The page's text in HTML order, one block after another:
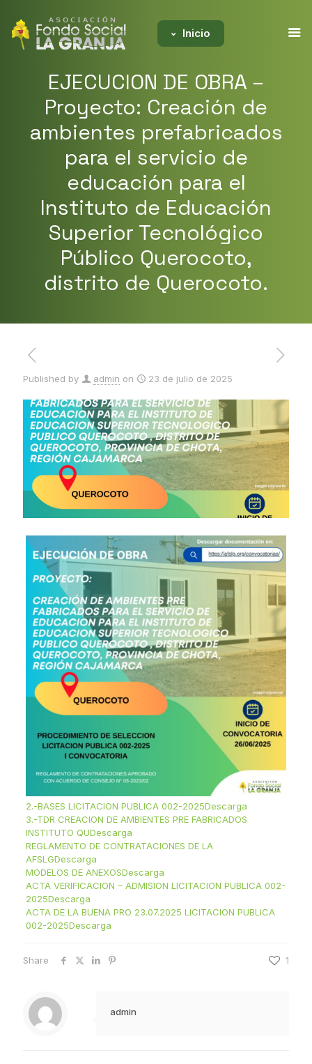
Inicio
EJECUCION DE OBRA –
Proyecto: Creación de
ambientes prefabricados
para el servicio de
educación para el
Instituto de Educación
Superior Tecnológico
Público Querocoto,
distrito de Querocoto.
Published by admin on 23 de julio de 2025
2.-BASES LICITACION PUBLICA 002-2025Descarga
3.-TDR CREACION DE AMBIENTES PRE FABRICADOS
INSTITUTO QUDescarga
REGLAMENTO DE CONTRATACIONES DE LA
AFSLGDescarga
MODELOS DE ANEXOSDescarga
ACTA VERIFICACION – ADMISION LICITACION PUBLICA 002-
2025Descarga
ACTA DE LA BUENA PRO 23.07.2025 LICITACION PUBLICA
002-2025Descarga
Share 1
admin